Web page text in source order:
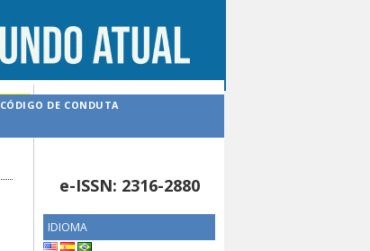
e-ISSN: 2316-2880
IDIOMA
CÓDIGO DE CONDUTA